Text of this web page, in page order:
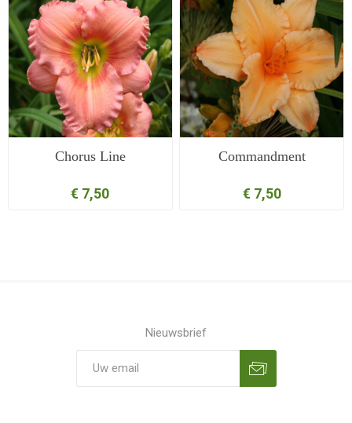
Chorus Line
€ 7,50
Commandment
€ 7,50
Nieuwsbrief